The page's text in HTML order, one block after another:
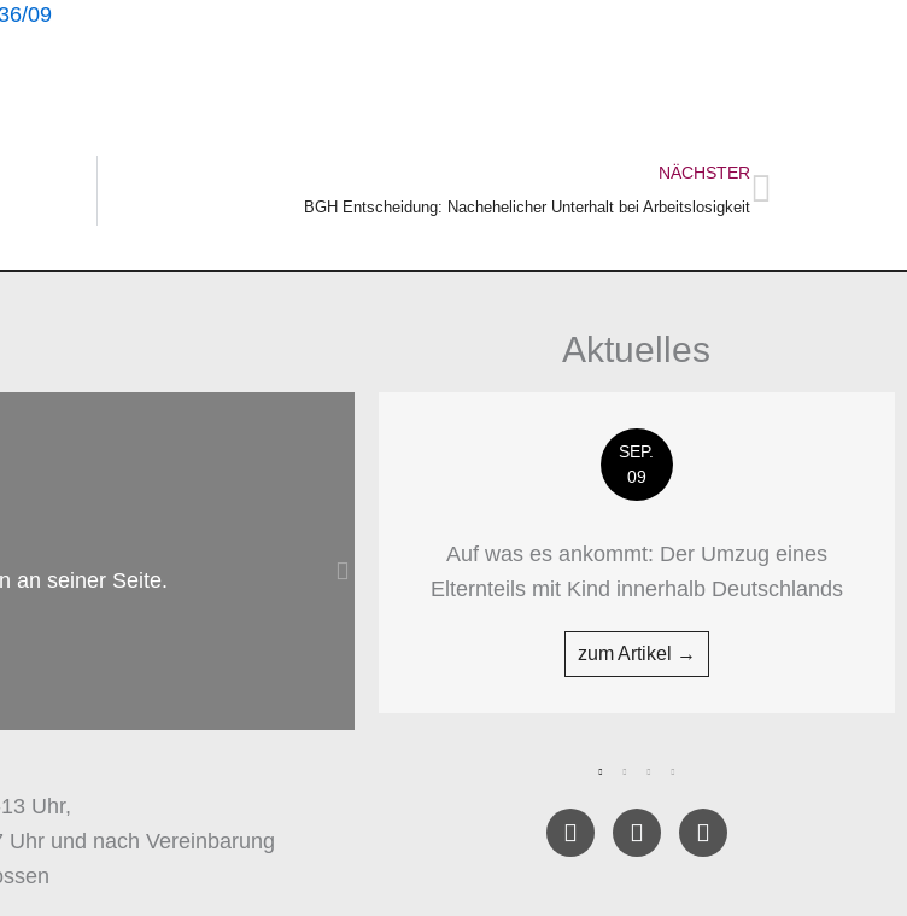
09
NÄCHSTER
BGH Entscheidung: Nachehelicher Unterhalt bei Arbeitslosigkeit
Nächster
an seiner Seite.
Uhr,
Uhr und nach Vereinbarung
Aktuelles
Rauchen verbieten, während
SEP.
09
Auf was es ankommt: Der Umzug eines
Elternteils mit Kind innerhalb Deutschlands
zum Artikel →
F
a
T
w
Y
e